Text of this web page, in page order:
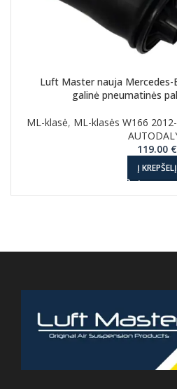
Luft Master nauja Mercedes-
galinė pneumatinės
ML-klasė, ML-klasės W166
119.00 €
Į KREPŠELĮ